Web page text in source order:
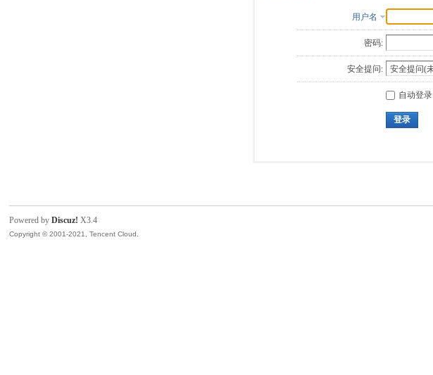
用户名
密码:
安全提问:
自动登录
登录
Powered byDiscuz! X3.4
Copyright © 2001-2021, Tencent Cloud.